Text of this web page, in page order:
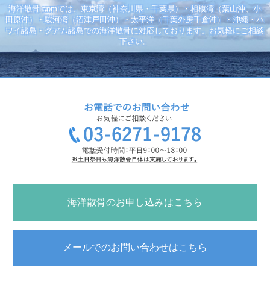
海洋散骨.comでは、東京湾（神奈川県・千葉県）・相模湾（葉山沖、小
田原沖）・駿河湾（沼津戸田沖）・太平洋（千葉外房千倉沖）・沖縄・ハ
ワイ諸島・グアム諸島での海洋散骨に対応しております。お気軽にご相談
下さい。
海洋散骨のお申し込みはこちら
メールでのお問い合わせはこちら